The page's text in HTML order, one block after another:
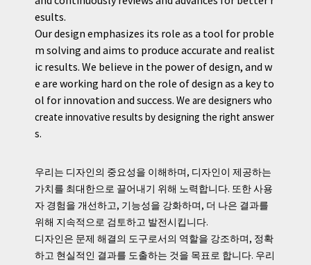
esults.
Our design emphasizes its role as a tool for proble
m solving and aims to produce accurate and realist
ic results. We believe in the power of design, and w
e are working hard on the role of design as a key to
ol for innovation and success. We are designers who
create innovative results by designing the right answer
s.
우리는 디자인의 중요성을 이해하며, 디자인이 제공하는
가치를 최대한으로 끌어내기 위해 노력합니다. 또한 사용
자 경험을 개선하고, 기능성을 강화하며, 더 나은 결과를
위해 지속적으로 검토하고 발전시킵니다.
디자인은 문제 해결의 도구로서의 역할을 강조하며, 정확
하고 현실적인 결과를 도출하는 것을 목표로 합니다. 우리